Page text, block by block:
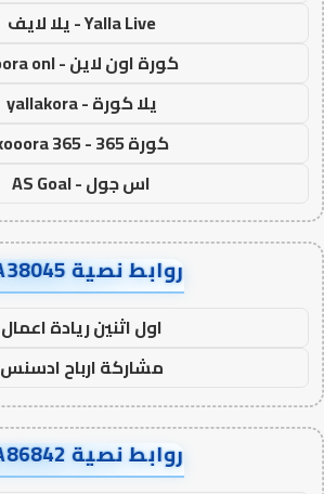
Yalla Live - يلا لايف
كورة اون لاين - koora onl
يلا كورة - yallakora
كورة 365 - kooora 365
اس جول - AS Goal
روابط نصية AA38045
اول اثنين ريادة اعمال
مشاركة ارباح ادسنس
روابط نصية AA86842